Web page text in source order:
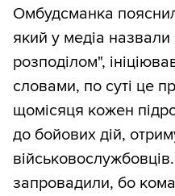
Омбудсманка
який у медіа
розподілом",
словами, по суті це
щомісяця кожен
до бойових дій,
запровадили, бо